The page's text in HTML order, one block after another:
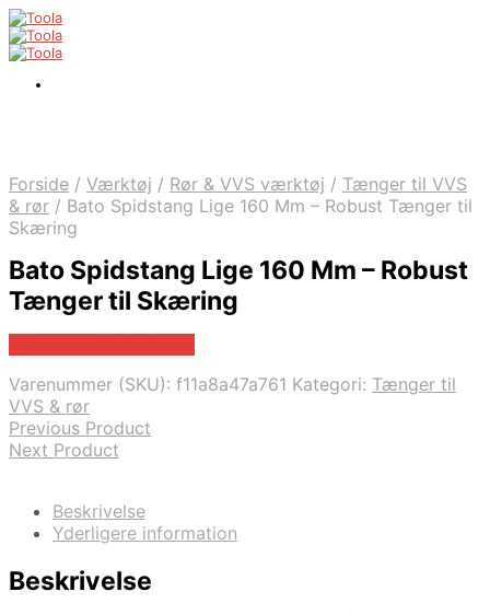
Forside / Værktøj / Rør & VVS værktøj / Tænger til VVS
& rør / Bato Spidstang Lige 160 Mm – Robust Tænger til
Skæring
Bato Spidstang Lige 160 Mm – Robust
Tænger til Skæring
Varenummer (SKU): f11a8a47a761 Kategori: Tænger til
VVS & rør
Previous Product
Next Product
Beskrivelse
Yderligere information
Beskrivelse